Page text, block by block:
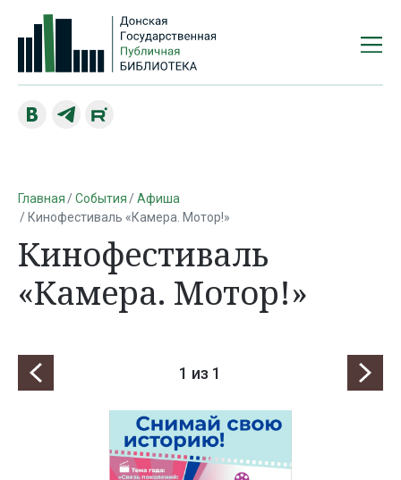
Главная События
Афиша
Кинофестиваль «Камера. Мотор!»
Кинофестиваль
«Камера. Мотор!»
1 из 1